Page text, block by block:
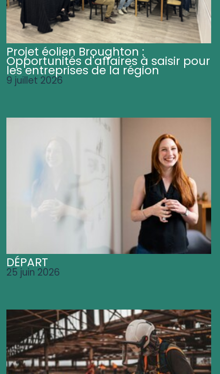
Projet éolien Broughton :
Opportunités d'affaires à saisir pour
les entreprises de la région
9 juillet 2026
DÉPART
25 juin 2026